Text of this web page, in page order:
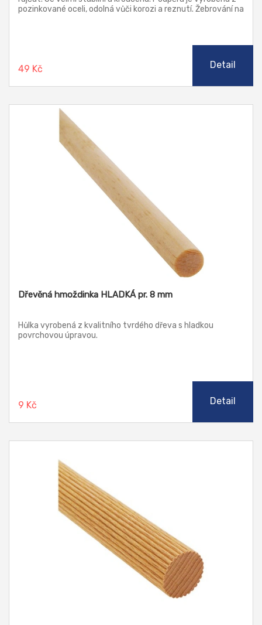
pozinkované oceli, odolná vůči korozi a reznutí. Žebrování na
49 Kč Detail
Dřevěná hmoždinka HLADKÁ pr. 8 mm
Hůlka vyrobená z kvalitního tvrdého dřeva s hladkou
povrchovou úpravou.
9 Kč Detail